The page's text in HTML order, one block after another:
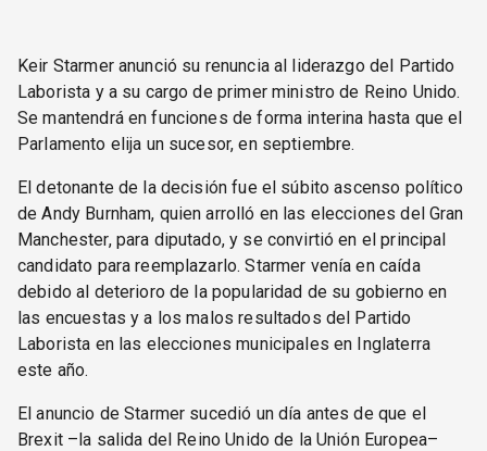
Keir Starmer anunció su renuncia al liderazgo del Partido
Laborista y a su cargo de primer ministro de Reino Unido.
Se mantendrá en funciones de forma interina hasta que el
Parlamento elija un sucesor, en septiembre.
El detonante de la decisión fue el súbito ascenso político
de Andy Burnham, quien arrolló en las elecciones del Gran
Manchester, para diputado, y se convirtió en el principal
candidato para reemplazarlo. Starmer venía en caída
debido al deterioro de la popularidad de su gobierno en
las encuestas y a los malos resultados del Partido
Laborista en las elecciones municipales en Inglaterra
este año.
El anuncio de Starmer sucedió un día antes de que el
Brexit –la salida del Reino Unido de la Unión Europea–